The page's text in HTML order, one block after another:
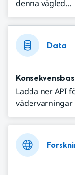
denna vägled...
Data
Ladda ner API
vädervarningar